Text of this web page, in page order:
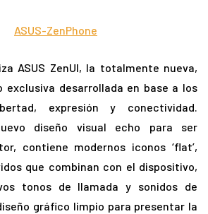
ASUS ZenUI, la totalmente nueva,
exclusiva desarrollada en base a los
expresión y conectividad.
diseño visual echo para ser
contiene modernos iconos ‘flat’,
que combinan con el dispositivo,
tonos de llamada y sonidos de
gráfico limpio para presentar la